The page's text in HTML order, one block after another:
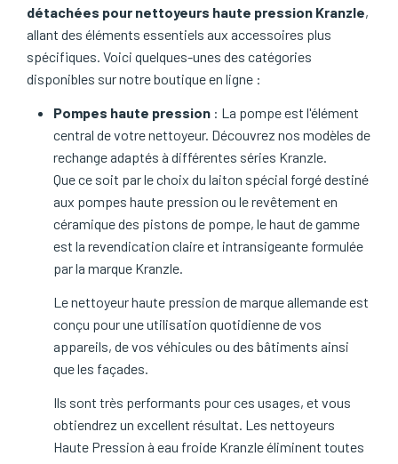
détachées pour nettoyeurs haute pression Kranzle,
allant des éléments essentiels aux accessoires plus
spécifiques. Voici quelques-unes des catégories
disponibles sur notre boutique en ligne :
Pompes haute pression : La pompe est l'élément
central de votre nettoyeur. Découvrez nos modèles de
rechange adaptés à différentes séries Kranzle.
Que ce soit par le choix du laiton spécial forgé destiné
aux pompes haute pression ou le revêtement en
céramique des pistons de pompe, le haut de gamme
est la revendication claire et intransigeante formulée
par la marque Kranzle.
Le nettoyeur haute pression de marque allemande est
conçu pour une utilisation quotidienne de vos
appareils, de vos véhicules ou des bâtiments ainsi
que les façades.
Ils sont très performants pour ces usages, et vous
obtiendrez un excellent résultat. Les nettoyeurs
Haute Pression à eau froide Kranzle éliminent toutes